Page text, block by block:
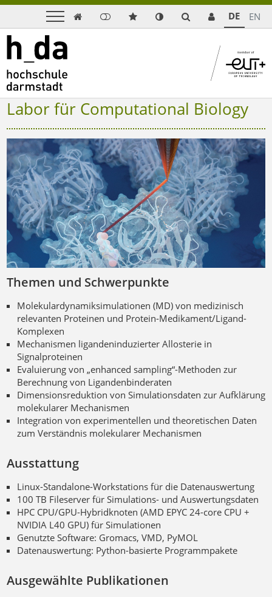
 DE EN
Labor für Computational Biology
Themen und Schwerpunkte
Molekulardynamiksimulationen (MD) von medizinisch
relevanten Proteinen und Protein-Medikament/Ligand-
Komplexen
Mechanismen ligandeninduzierter Allosterie in
Signalproteinen
Evaluierung von „enhanced sampling“-Methoden zur
Berechnung von Ligandenbinderaten
Dimensionsreduktion von Simulationsdaten zur Aufklärung
molekularer Mechanismen
Integration von experimentellen und theoretischen Daten
zum Verständnis molekularer Mechanismen
Ausstattung
Linux-Standalone-Workstations für die Datenauswertung
100 TB Fileserver für Simulations- und Auswertungsdaten
HPC CPU/GPU-Hybridknoten (AMD EPYC 24-core CPU +
NVIDIA L40 GPU) für Simulationen
Genutzte Software: Gromacs, VMD, PyMOL
Datenauswertung: Python-basierte Programmpakete
Ausgewählte Publikationen